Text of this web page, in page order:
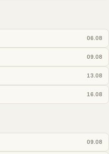
06.08
09.08
13.08
16.08
09.08